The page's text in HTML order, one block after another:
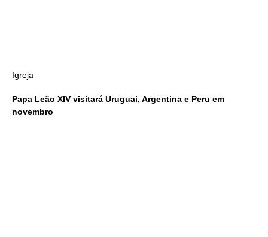
Igreja
Papa Leão XIV visitará Uruguai, Argentina e Peru em
novembro